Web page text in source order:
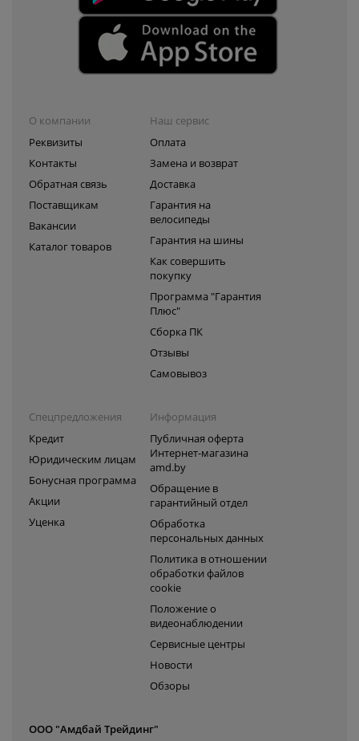
О компании
Реквизиты
Контакты
Обратная связь
Поставщикам
Вакансии
Каталог товаров
Наш сервис
Оплата
Замена и возврат
Доставка
Гарантия на
велосипеды
Гарантия на шины
Как совершить
покупку
Программа "Гарантия
Плюс"
Сборка ПК
Отзывы
Самовывоз
Спецпредложения
Кредит
Юридическим лицам
Бонусная программа
Акции
Уценка
Информация
Публичная оферта
Интернет-магазина
amd.by
Обращение в
гарантийный отдел
Обработка
персональных данных
Политика в отношении
обработки файлов
cookie
Положение о
видеонаблюдении
Сервисные центры
Новости
Обзоры
ООО "Амдбай Трейдинг"